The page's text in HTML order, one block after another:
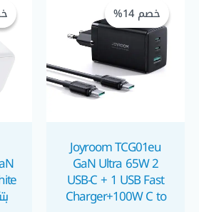
خصم 14%
خصم 14%
Joyroom TCG01eu
GaN Ultra 65W 2
USB-C + 1 USB Fast
Charger+100W C to
EGP 1.100,00.
EGP 950,00.